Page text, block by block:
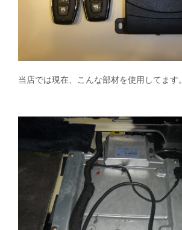
当店では現在、こんな部材を使用してます。